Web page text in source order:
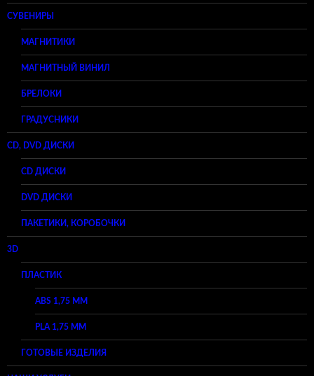
СУВЕНИРЫ
МАГНИТИКИ
МАГНИТНЫЙ ВИНИЛ
БРЕЛОКИ
ГРАДУСНИКИ
CD, DVD ДИСКИ
CD ДИСКИ
DVD ДИСКИ
ПАКЕТИКИ, КОРОБОЧКИ
3D
ПЛАСТИК
ABS 1,75 ММ
PLA 1,75 ММ
ГОТОВЫЕ ИЗДЕЛИЯ